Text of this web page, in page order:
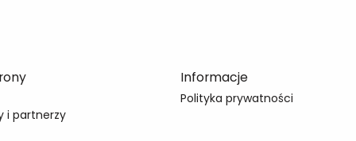
i partnerzy
Informacje
Polityka prywatności